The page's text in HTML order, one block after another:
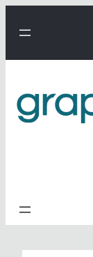
tartalomhoz